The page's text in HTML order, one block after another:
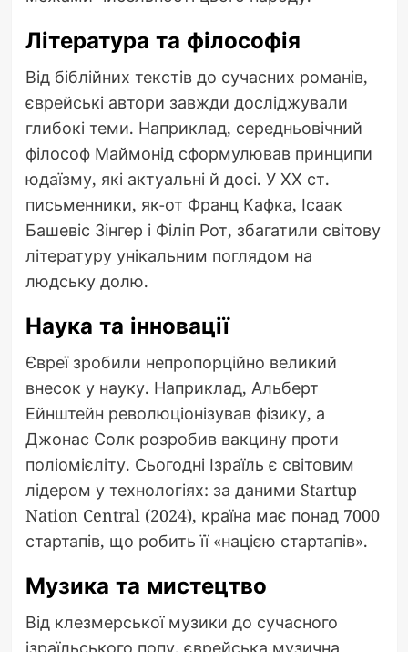
Література та філософія
Від біблійних текстів до сучасних романів,
єврейські автори завжди досліджували
глибокі теми. Наприклад, середньовічний
філософ Маймонід сформулював принципи
юдаїзму, які актуальні й досі. У ХХ ст.
письменники, як-от Франц Кафка, Ісаак
Башевіс Зінгер і Філіп Рот, збагатили світову
літературу унікальним поглядом на
людську долю.
Наука та інновації
Євреї зробили непропорційно великий
внесок у науку. Наприклад, Альберт
Ейнштейн революціонізував фізику, а
Джонас Солк розробив вакцину проти
поліомієліту. Сьогодні Ізраїль є світовим
лідером у технологіях: за даними Startup
Nation Central (2024), країна має понад 7000
стартапів, що робить її «нацією стартапів».
Музика та мистецтво
Від клезмерської музики до сучасного
ізраїльського попу, єврейська музична